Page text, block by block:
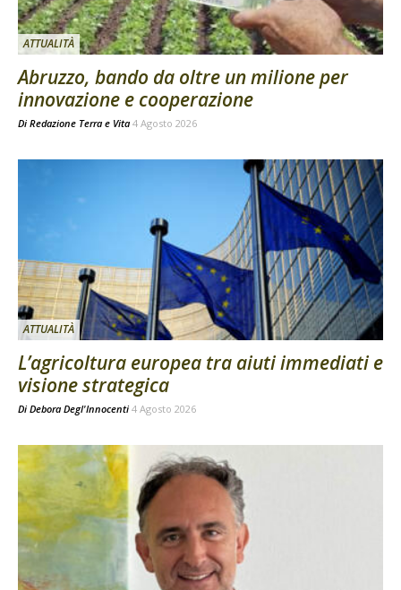
ATTUALITÀ
Abruzzo, bando da oltre un milione per
innovazione e cooperazione
Di Redazione Terra e Vita 4 Agosto 2026
ATTUALITÀ
L’agricoltura europea tra aiuti immediati e
visione strategica
Di Debora Degl'Innocenti 4 Agosto 2026